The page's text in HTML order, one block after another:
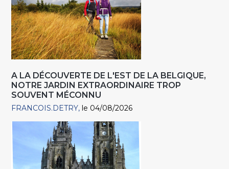
A LA DÉCOUVERTE DE L'EST DE LA BELGIQUE,
NOTRE JARDIN EXTRAORDINAIRE TROP
SOUVENT MÉCONNU
FRANCOIS.DETRY le 04/08/2026